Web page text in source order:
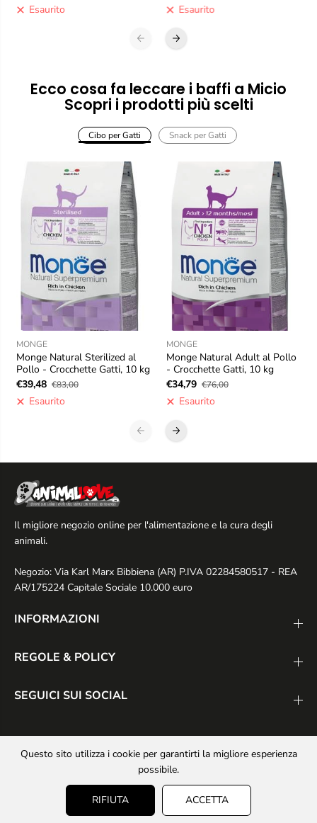
Esaurito Esaurito
Ecco cosa fa leccare i baffi a Micio
Scopri i prodotti più scelti
Cibo per Gatti Snack per Gatti
MONGE
Monge Natural Sterilized al
Pollo - Crocchette Gatti, 10 kg
€39,48 €83,00
Esaurito
MONGE
Monge Natural Adult al Pollo
- Crocchette Gatti, 10 kg
€34,79 €76,00
Esaurito
Il migliore negozio online per l'alimentazione e la cura degli
animali.
Negozio: Via Karl Marx Bibbiena (AR) P.IVA 02284580517 - REA
AR/175224 Capitale Sociale 10.000 euro
INFORMAZIONI
REGOLE & POLICY
SEGUICI SUI SOCIAL
Copyright© 2025 Animal Love Pet Shop - Realizzato da
Questo sito utilizza i cookie per garantirti la migliore esperienza
possibile.
RIFIUTA ACCETTA